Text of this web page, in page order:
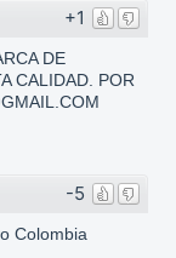
+1
DE
CALIDAD. POR
-5
Colombia